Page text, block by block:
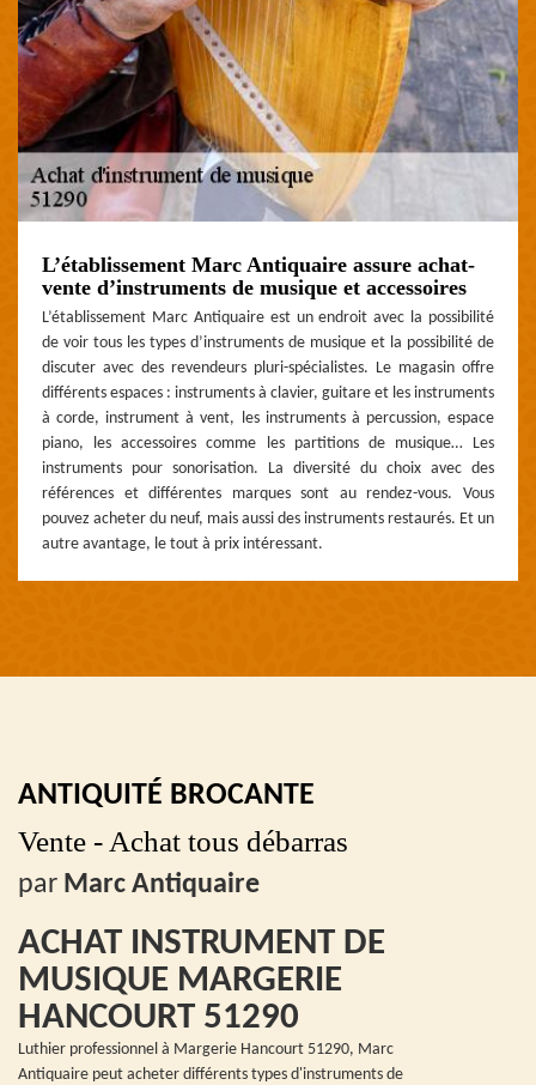
L’établissement Marc Antiquaire assure achat-
vente d’instruments de musique et accessoires
L’établissement Marc Antiquaire est un endroit avec la possibilité
de voir tous les types d’instruments de musique et la possibilité de
discuter avec des revendeurs pluri-spécialistes. Le magasin offre
différents espaces : instruments à clavier, guitare et les instruments
à corde, instrument à vent, les instruments à percussion, espace
piano, les accessoires comme les partitions de musique… Les
instruments pour sonorisation. La diversité du choix avec des
références et différentes marques sont au rendez-vous. Vous
pouvez acheter du neuf, mais aussi des instruments restaurés. Et un
autre avantage, le tout à prix intéressant.
ANTIQUITÉ BROCANTE
Vente - Achat tous débarras
par Marc Antiquaire
ACHAT INSTRUMENT DE
MUSIQUE MARGERIE
HANCOURT 51290
Luthier professionnel à Margerie Hancourt 51290, Marc
Antiquaire peut acheter différents types d'instruments de